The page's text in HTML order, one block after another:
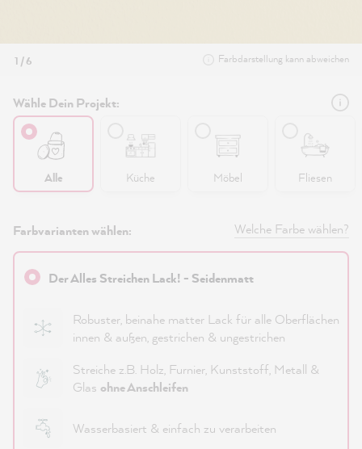
1 / 6 Farbdarstellung kann abweichen
Wähle Dein Projekt:
Alle Küche Möbel Fliesen
Farbvarianten wählen: Welche Farbe wählen?
Der Alles Streichen Lack! - Seidenmatt
Robuster, beinahe matter Lack für alle Oberflächen
innen & außen, gestrichen & ungestrichen
Streiche z.B. Holz, Furnier, Kunststoff, Metall &
Glas ohne Anschleifen
Wasserbasiert & einfach zu verarbeiten